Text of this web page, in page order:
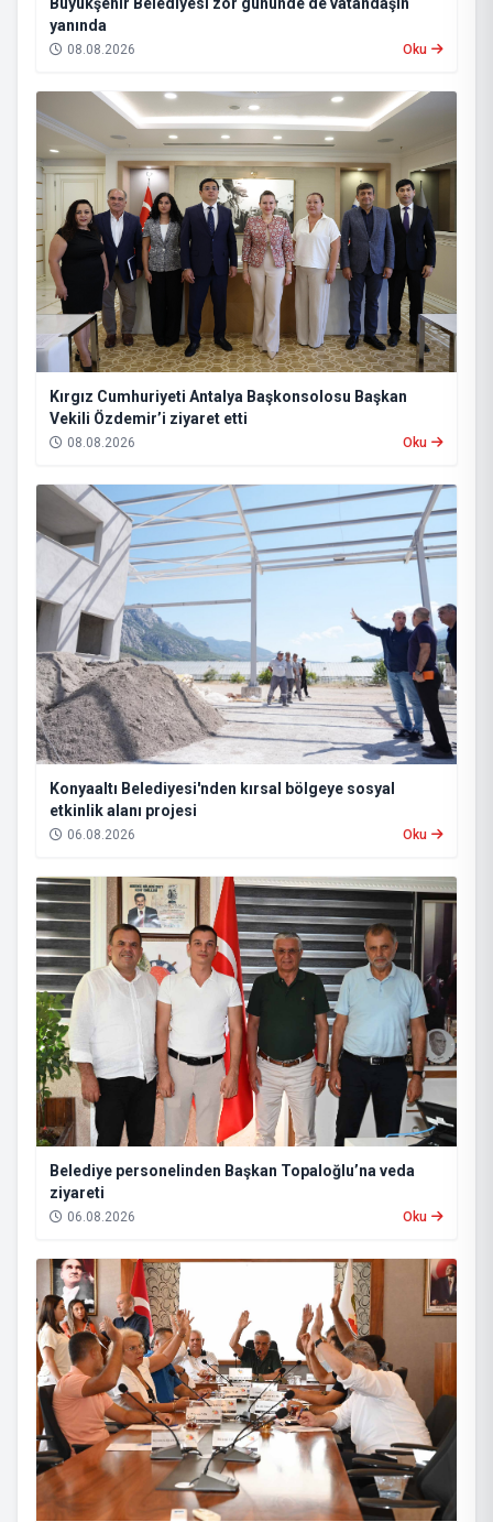
Büyükşehir Belediyesi zor gününde de vatandaşın
yanında
08.08.2026 Oku
Kırgız Cumhuriyeti Antalya Başkonsolosu Başkan
Vekili Özdemir’i ziyaret etti
08.08.2026 Oku
Konyaaltı Belediyesi'nden kırsal bölgeye sosyal
etkinlik alanı projesi
06.08.2026 Oku
Belediye personelinden Başkan Topaloğlu’na veda
ziyareti
06.08.2026 Oku